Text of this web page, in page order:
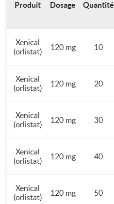
Produit Dosage Quantité
Xenical
(orlistat)
120 mg 10
Xenical
(orlistat)
120 mg 20
Xenical
(orlistat)
120 mg 30
Xenical
(orlistat)
120 mg 40
Xenical
(orlistat)
120 mg 50